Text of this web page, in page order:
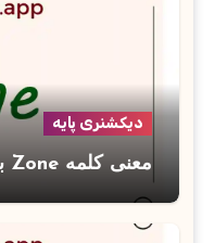
دیکشنری پایه
معنی کلمه Zone به فارسی با چند مثال